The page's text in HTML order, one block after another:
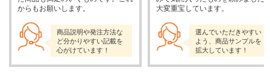
からもお願いします。
商品説明や発注方法な
ど分かりやすい記載を
心がけています！
大変重宝しています。
選んでいただきやすい
よう、商品サンプルを
拡大しています！